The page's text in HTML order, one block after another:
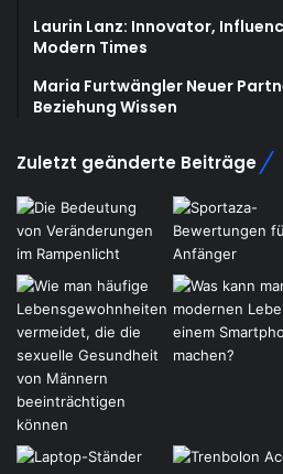
Laurin Lanz: Innovator,
Modern Times
Maria Furtwängler Neuer
Beziehung Wissen
Zuletzt geänderte Beiträge